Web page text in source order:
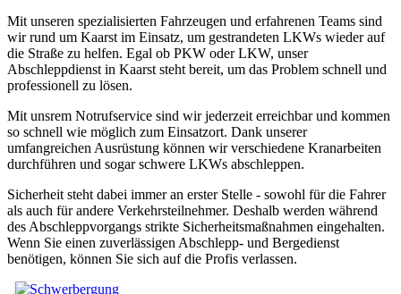
Mit unseren spezialisierten Fahrzeugen und erfahrenen Teams sind
wir rund um Kaarst im Einsatz, um gestrandeten LKWs wieder auf
die Straße zu helfen. Egal ob PKW oder LKW, unser
Abschleppdienst in Kaarst steht bereit, um das Problem schnell und
professionell zu lösen.
Mit unsrem Notrufservice sind wir jederzeit erreichbar und kommen
so schnell wie möglich zum Einsatzort. Dank unserer
umfangreichen Ausrüstung können wir verschiedene Kranarbeiten
durchführen und sogar schwere LKWs abschleppen.
Sicherheit steht dabei immer an erster Stelle - sowohl für die Fahrer
als auch für andere Verkehrsteilnehmer. Deshalb werden während
des Abschleppvorgangs strikte Sicherheitsmaßnahmen eingehalten.
Wenn Sie einen zuverlässigen Abschlepp- und Bergedienst
benötigen, können Sie sich auf die Profis verlassen.